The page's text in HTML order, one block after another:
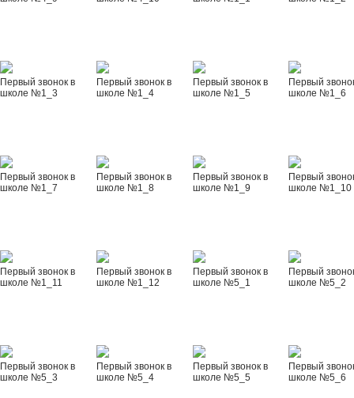
Первый звонок в
школе №1_3
Первый звонок в
школе №1_4
Первый звонок в
школе №1_5
Первый
школе №1_6
Первый звонок в
школе №1_7
Первый звонок в
школе №1_8
Первый звонок в
школе №1_9
Первый
школе №1_10
Первый звонок в
школе №1_11
Первый звонок в
школе №1_12
Первый звонок в
школе №5_1
Первый
школе №5_2
Первый звонок в
школе №5_3
Первый звонок в
школе №5_4
Первый звонок в
школе №5_5
Первый
школе №5_6